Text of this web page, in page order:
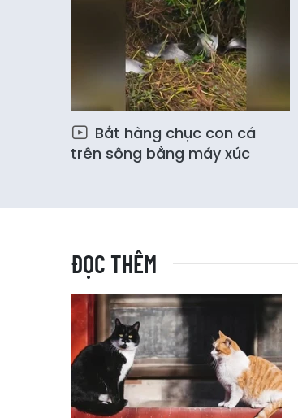
Bắt hàng chục con cá
trên sông bằng máy xúc
ĐỌC THÊM